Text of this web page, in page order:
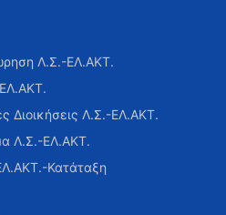
Λ.Σ.-ΕΛ.ΑΚΤ.
Διοικήσεις Λ.Σ.-ΕΛ.ΑΚΤ.
Λ.Σ.-ΕΛ.ΑΚΤ.
Κατάταξη